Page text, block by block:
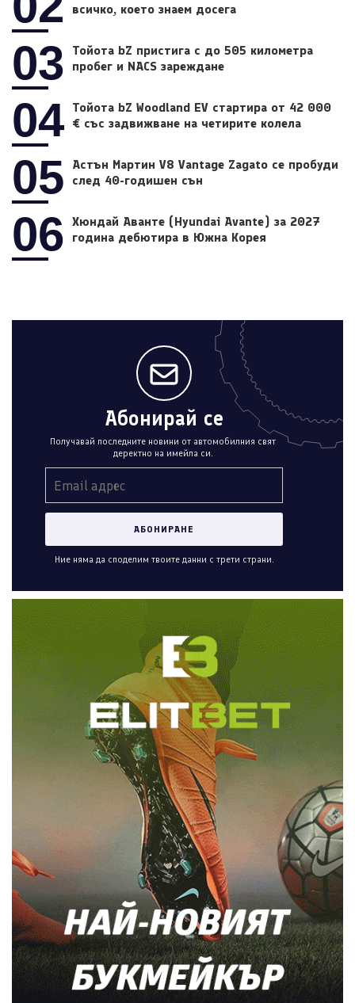
всичко, което знаем досега
03
Тойота bZ пристига с до 505 километра
пробег и NACS зареждане
04 Тойота bZ Woodland EV стартира от 42 000
€ със задвижване на четирите колела
05
Астън Мартин V8 Vantage Zagato се пробуди
след 40-годишен сън
06
Хюндай Аванте (Hyundai Avante) за 2027
година дебютира в Южна Корея
Абонирай се
Получавай последните новини от автомобилния свят
деректно на имейла си.
Ние няма да споделим твоите данни с трети страни.